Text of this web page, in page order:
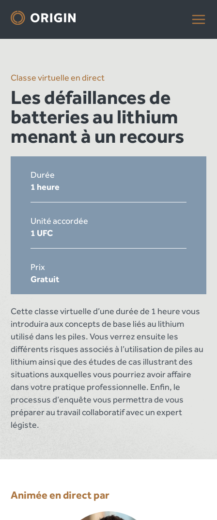
Classe virtuelle en direct
Les défaillances de
batteries au lithium
menant à un recours
Durée
1 heure
Unité accordée
1 UFC
Prix
Gratuit
Cette classe virtuelle d’une durée de 1 heure vous
introduira aux concepts de base liés au lithium
utilisé dans les piles. Vous verrez ensuite les
différents risques associés à l’utilisation de piles au
lithium ainsi que des études de cas illustrant des
situations auxquelles vous pourriez avoir affaire
dans votre pratique professionnelle. Enfin, le
processus d’enquête vous permettra de vous
préparer au travail collaboratif avec un expert
légiste.
Animée en direct par